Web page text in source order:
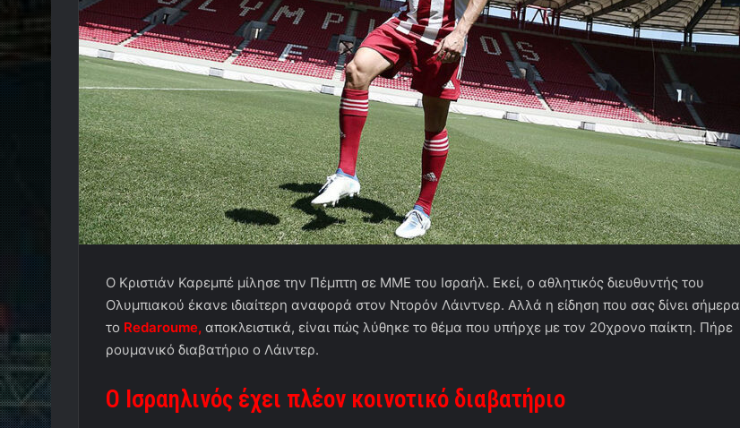
Ο Κριστιάν Καρεμπέ μίλησε την Πέμπτη σε ΜΜΕ του Ισραήλ. Εκεί, ο αθλητικός διευθυντής του
Ολυμπιακού έκανε ιδιαίτερη αναφορά στον Ντορόν Λάιντνερ. Αλλά η είδηση που σας δίνει σήμερα
το Redaroume, αποκλειστικά, είναι πώς λύθηκε το θέμα που υπήρχε με τον 20χρονο παίκτη. Πήρε
ρουμανικό διαβατήριο ο Λάιντερ.
Ο Ισραηλινός έχει πλέον κοινοτικό διαβατήριο